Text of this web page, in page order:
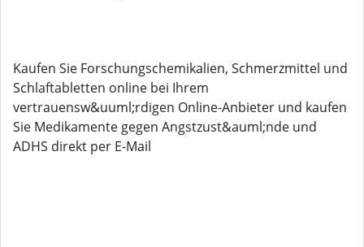
Kaufen Sie Forschungschemikalien, Schmerzmittel und
Schlaftabletten online bei Ihrem
vertrauensw&uuml;rdigen Online-Anbieter und kaufen
Sie Medikamente gegen Angstzust&auml;nde und
ADHS direkt per E-Mail